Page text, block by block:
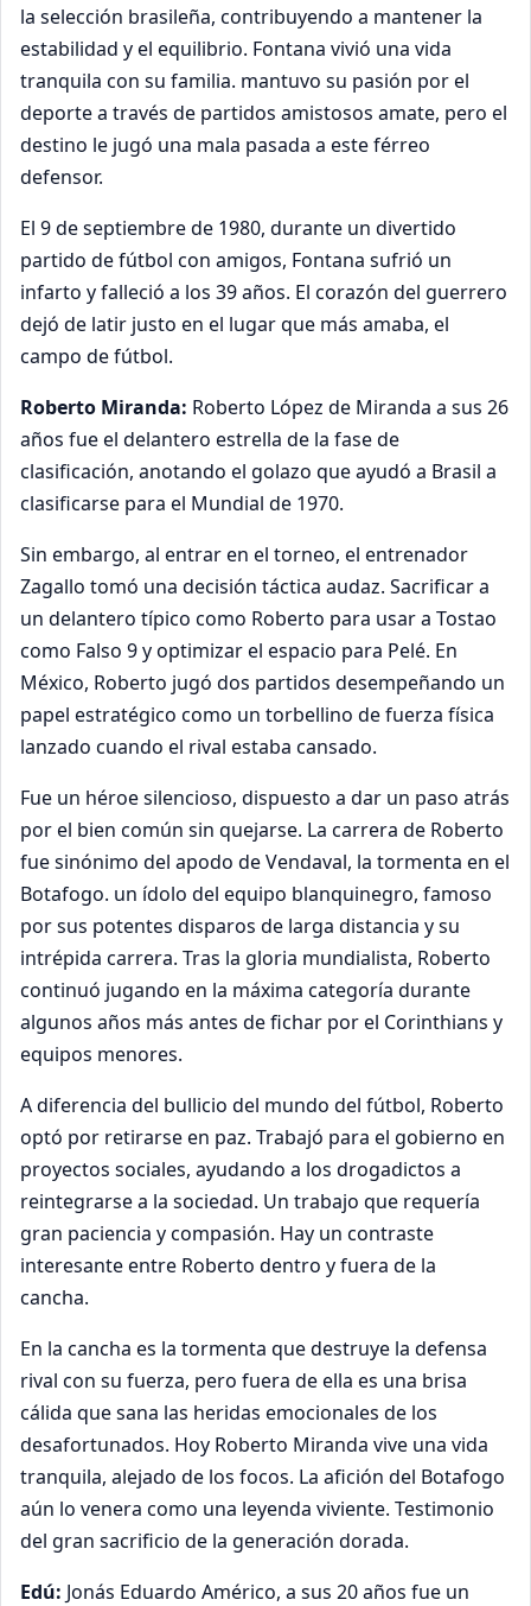
la selección brasileña, contribuyendo a mantener la
estabilidad y el equilibrio. Fontana vivió una vida
tranquila con su familia. mantuvo su pasión por el
deporte a través de partidos amistosos amate, pero el
destino le jugó una mala pasada a este férreo
defensor.
El 9 de septiembre de 1980, durante un divertido
partido de fútbol con amigos, Fontana sufrió un
infarto y falleció a los 39 años. El corazón del guerrero
dejó de latir justo en el lugar que más amaba, el
campo de fútbol.
Roberto Miranda: Roberto López de Miranda a sus 26
años fue el delantero estrella de la fase de
clasificación, anotando el golazo que ayudó a Brasil a
clasificarse para el Mundial de 1970.
Sin embargo, al entrar en el torneo, el entrenador
Zagallo tomó una decisión táctica audaz. Sacrificar a
un delantero típico como Roberto para usar a Tostao
como Falso 9 y optimizar el espacio para Pelé. En
México, Roberto jugó dos partidos desempeñando un
papel estratégico como un torbellino de fuerza física
lanzado cuando el rival estaba cansado.
Fue un héroe silencioso, dispuesto a dar un paso atrás
por el bien común sin quejarse. La carrera de Roberto
fue sinónimo del apodo de Vendaval, la tormenta en el
Botafogo. un ídolo del equipo blanquinegro, famoso
por sus potentes disparos de larga distancia y su
intrépida carrera. Tras la gloria mundialista, Roberto
continuó jugando en la máxima categoría durante
algunos años más antes de fichar por el Corinthians y
equipos menores.
A diferencia del bullicio del mundo del fútbol, Roberto
optó por retirarse en paz. Trabajó para el gobierno en
proyectos sociales, ayudando a los drogadictos a
reintegrarse a la sociedad. Un trabajo que requería
gran paciencia y compasión. Hay un contraste
interesante entre Roberto dentro y fuera de la
cancha.
En la cancha es la tormenta que destruye la defensa
rival con su fuerza, pero fuera de ella es una brisa
cálida que sana las heridas emocionales de los
desafortunados. Hoy Roberto Miranda vive una vida
tranquila, alejado de los focos. La afición del Botafogo
aún lo venera como una leyenda viviente. Testimonio
del gran sacrificio de la generación dorada.
Edú: Jonás Eduardo Américo, a sus 20 años fue un